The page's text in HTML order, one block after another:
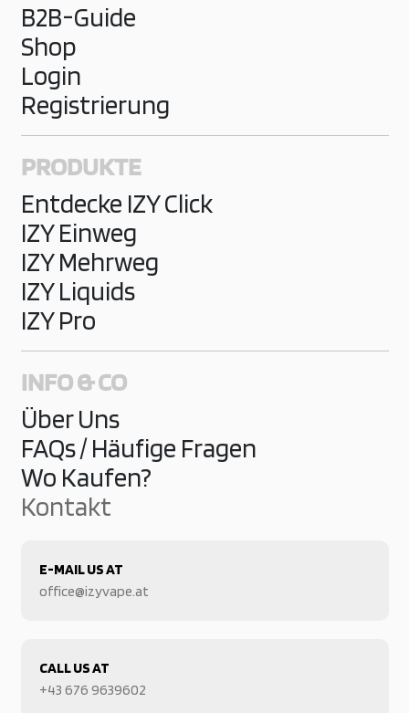
B2B-Guide
Shop
Login
Registrierung
PRODUKTE
Entdecke IZY Click
IZY Einweg
IZY Mehrweg
IZY Liquids
IZY Pro
INFO & CO
Über Uns
FAQs / Häufige Fragen
Wo Kaufen?
Kontakt
E-MAIL US AT
office@izyvape.at
CALL US AT
+43 676 9639602